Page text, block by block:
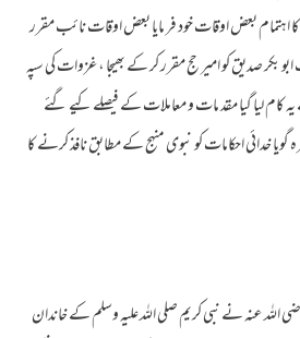
اہتمام بعض اوقات خود فر مایا بعض اوقات نائب مقرر
حضرت ابو بکر صدیق کو امیر حج مقرر کر کے بھیجا ، غزوات کی سپہ
کام لیا گیا مقد مات و معاملات کے فیصلے کیے گئے
خدائی احکامات کو نبوی منہج کے مطابق نافذ کرنے کا
عنہ نے نبی کریم صلی اللہ علیہ وسلم کے خاندان